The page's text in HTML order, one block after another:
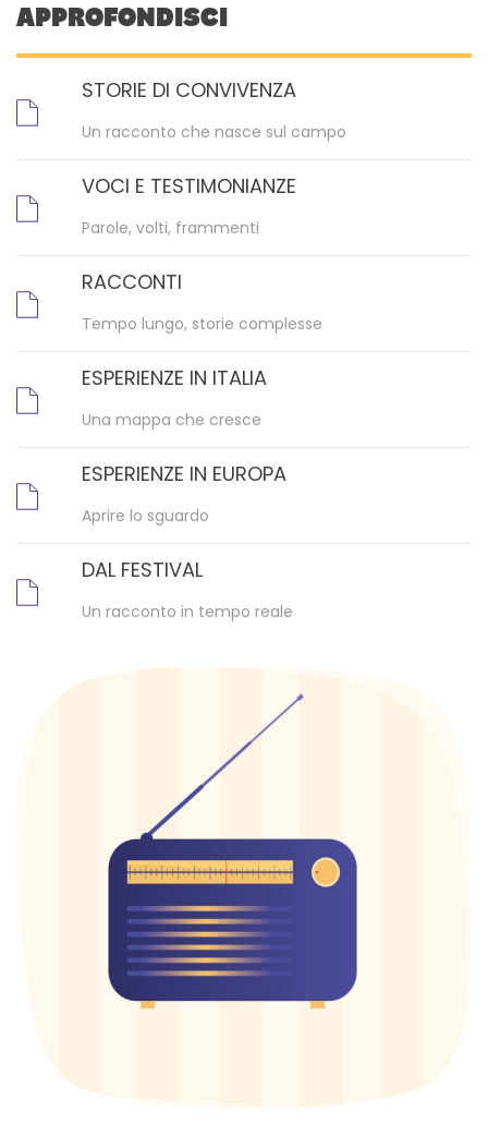
APPROFONDISCI
STORIE DI CONVIVENZA
Un racconto che nasce sul campo
VOCI E TESTIMONIANZE
Parole, volti, frammenti
RACCONTI
Tempo lungo, storie complesse
ESPERIENZE IN ITALIA
Una mappa che cresce
ESPERIENZE IN EUROPA
Aprire lo sguardo
DAL FESTIVAL
Un racconto in tempo reale